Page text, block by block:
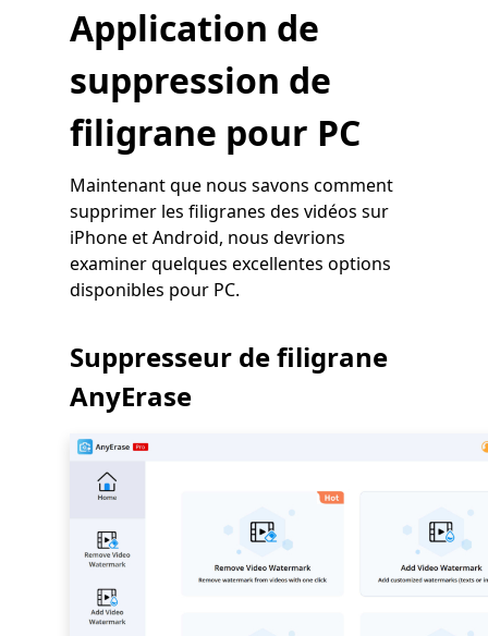
Application de
suppression de
filigrane pour PC
Maintenant que nous savons comment
supprimer les filigranes des vidéos sur
iPhone et Android, nous devrions
examiner quelques excellentes options
disponibles pour PC.
Suppresseur de filigrane
AnyErase